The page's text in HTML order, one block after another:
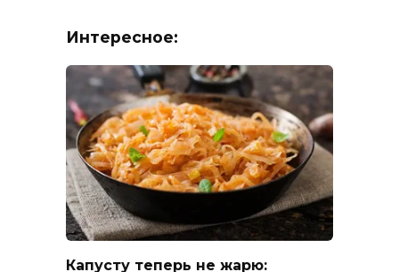
Интересное:
Капусту теперь не жарю: